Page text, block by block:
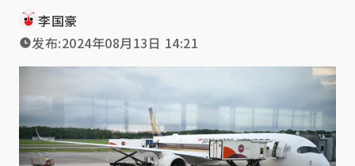
李国豪
发布:2024年08月13日 14:21